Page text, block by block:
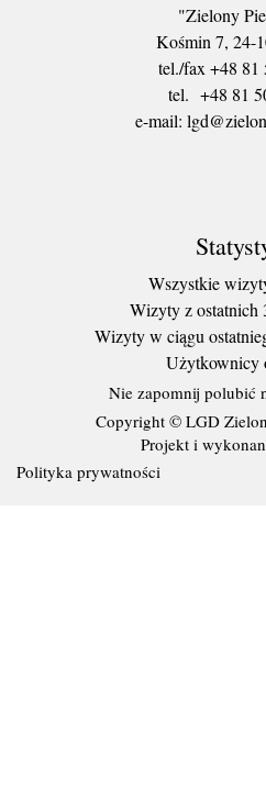
"Zielony
Kośmin 7, 24-
tel./fax +48 81
tel. +48 81
​e-mail:
Wszystkie
Wizyty z ostatnich
Wizyty w ciągu
Użytkownicy
Nie zapomnij polubić
Copyright © LGD
Projekt i
Polityka prywatności